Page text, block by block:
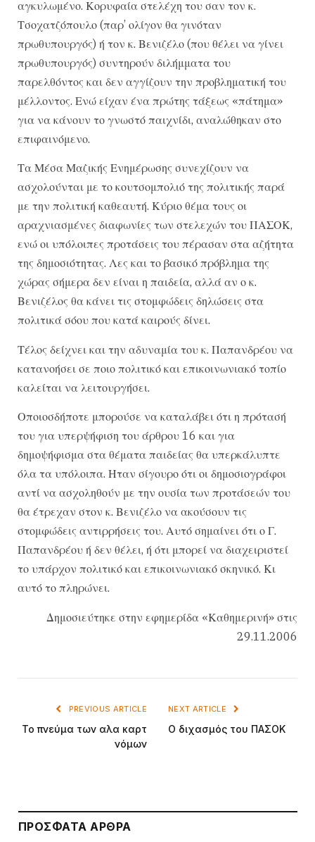
αγκυλωμένο. Κορυφαία στελέχη του σαν τον κ.
Τσοχατζόπουλο (παρ’ ολίγον θα γινόταν
πρωθυπουργός) ή τον κ. Βενιζέλο (που θέλει να γίνει
πρωθυπουργός) συντηρούν διλήμματα του
παρελθόντος και δεν αγγίζουν την προβληματική του
μέλλοντος. Ενώ είχαν ένα πρώτης τάξεως «πάτημα»
για να κάνουν το γνωστό παιχνίδι, αναλώθηκαν στο
επιφαινόμενο.
Τα Μέσα Μαζικής Ενημέρωσης συνεχίζουν να
ασχολούνται με το κουτσομπολιό της πολιτικής παρά
με την πολιτική καθεαυτή. Κύριο θέμα τους οι
αραχνιασμένες διαφωνίες των στελεχών του ΠΑΣΟΚ,
ενώ οι υπόλοιπες προτάσεις του πέρασαν στα αζήτητα
της δημοσιότητας. Λες και το βασικό πρόβλημα της
χώρας σήμερα δεν είναι η παιδεία, αλλά αν ο κ.
Βενιζέλος θα κάνει τις στομφώδεις δηλώσεις στα
πολιτικά σόου που κατά καιρούς δίνει.
Τέλος δείχνει και την αδυναμία του κ. Παπανδρέου να
κατανοήσει σε ποιο πολιτικό και επικοινωνιακό τοπίο
καλείται να λειτουργήσει.
Οποιοσδήποτε μπορούσε να καταλάβει ότι η πρότασή
του για υπερψήφιση του άρθρου 16 και για
δημοψήφισμα στα θέματα παιδείας θα υπερκάλυπτε
όλα τα υπόλοιπα. Ηταν σίγουρο ότι οι δημοσιογράφοι
αντί να ασχοληθούν με την ουσία των προτάσεών του
θα έτρεχαν στον κ. Βενιζέλο να ακούσουν τις
στομφώδεις αντιρρήσεις του. Αυτό σημαίνει ότι ο Γ.
Παπανδρέου ή δεν θέλει, ή ότι μπορεί να διαχειριστεί
το υπάρχον πολιτικό και επικοινωνιακό σκηνικό. Κι
αυτό το πληρώνει.
Δημοσιεύτηκε στην εφημερίδα «Καθημερινή» στις
29.11.2006
PREVIOUS ARTICLE
Το πνεύμα των αλα καρτ
νόμων
NEXT ARTICLE
Ο διχασμός του ΠΑΣΟΚ
ΠΡΌΣΦΑΤΑ ΆΡΘΡΑ